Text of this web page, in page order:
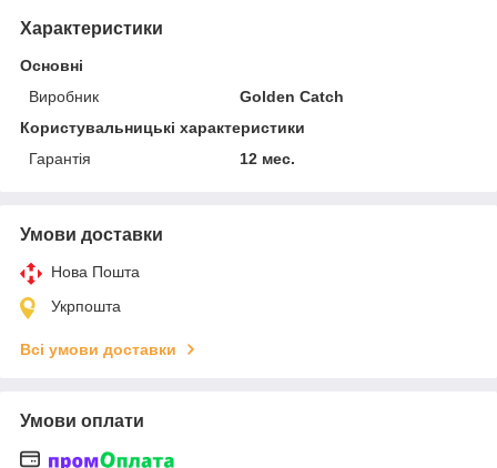
Характеристики
Основні
Виробник
Golden Catch
Користувальницькі характеристики
Гарантія
12 мес.
Умови доставки
Нова Пошта
Укрпошта
Всі умови доставки
Умови оплати